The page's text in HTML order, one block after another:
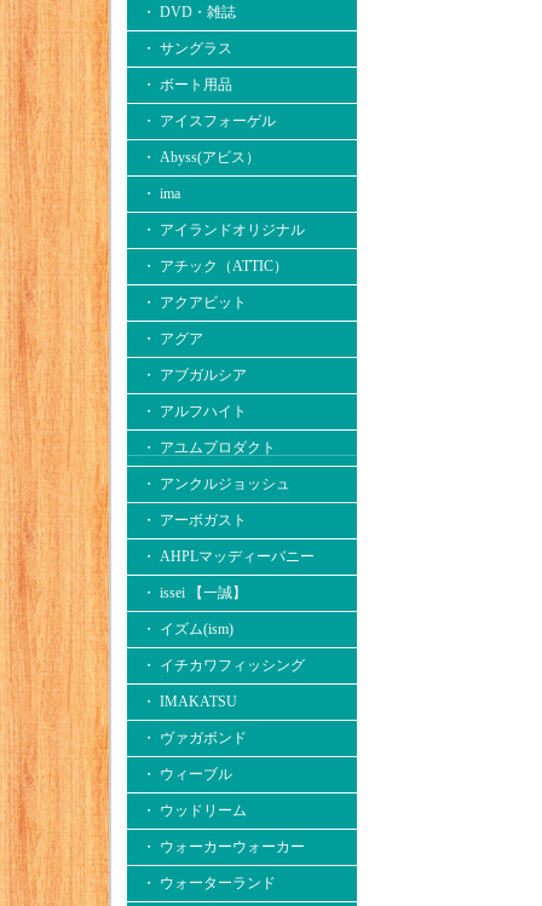
・ DVD・雑誌
・ サングラス
・ ボート用品
・ アイスフォーゲル
・ Abyss(アビス）
・ ima
・ アイランドオリジナル
・ アチック（ATTIC）
・ アクアビット
・ アグア
・ アブガルシア
・ アルフハイト
・ アユムプロダクト
・ アンクルジョッシュ
・ アーボガスト
・ AHPLマッディーバニー
・ issei 【一誠】
・ イズム(ism)
・ イチカワフィッシング
・ IMAKATSU
・ ヴァガボンド
・ ウィーブル
・ ウッドリーム
・ ウォーカーウォーカー
・ ウォーターランド